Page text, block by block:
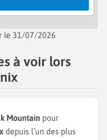
le 31/07/2026
à voir lors
Mountain pour
depuis l’un des plus